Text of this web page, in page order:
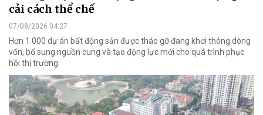
cải cách thể chế
07/08/2026 04:27
Hơn 1.000 dự án bất động sản được tháo gỡ đang khơi thông dòng
vốn, bổ sung nguồn cung và tạo động lực mới cho quá trình phục
hồi thị trường.